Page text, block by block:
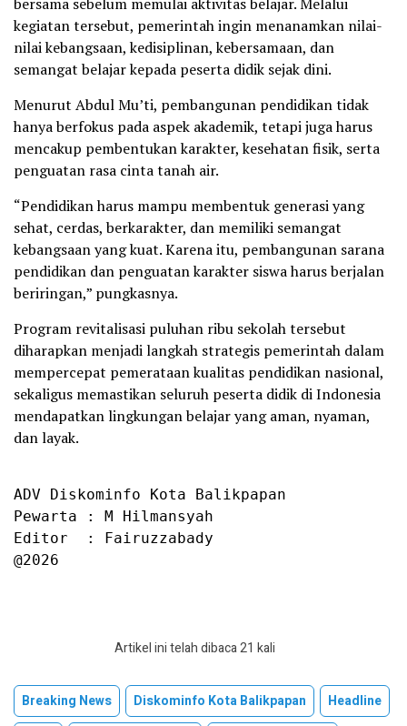
bersama sebelum memulai aktivitas belajar. Melalui
kegiatan tersebut, pemerintah ingin menanamkan nilai-
nilai kebangsaan, kedisiplinan, kebersamaan, dan
semangat belajar kepada peserta didik sejak dini.
Menurut Abdul Mu’ti, pembangunan pendidikan tidak
hanya berfokus pada aspek akademik, tetapi juga harus
mencakup pembentukan karakter, kesehatan fisik, serta
penguatan rasa cinta tanah air.
“Pendidikan harus mampu membentuk generasi yang
sehat, cerdas, berkarakter, dan memiliki semangat
kebangsaan yang kuat. Karena itu, pembangunan sarana
pendidikan dan penguatan karakter siswa harus berjalan
beriringan,” pungkasnya.
Program revitalisasi puluhan ribu sekolah tersebut
diharapkan menjadi langkah strategis pemerintah dalam
mempercepat pemerataan kualitas pendidikan nasional,
sekaligus memastikan seluruh peserta didik di Indonesia
mendapatkan lingkungan belajar yang aman, nyaman,
dan layak.
ADV Diskominfo Kota Balikpapan
Pewarta : M Hilmansyah
Editor  : Fairuzzabady
@2026
Artikel ini telah dibaca 21 kali
Breaking News Diskominfo Kota Balikpapan
Headline